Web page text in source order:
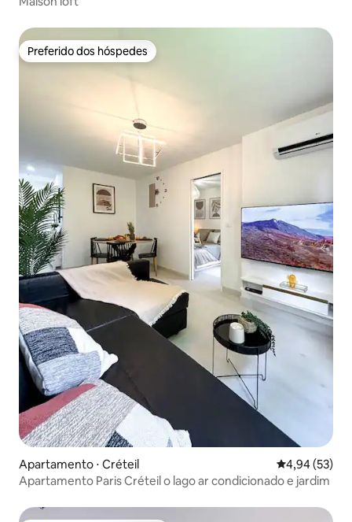
Preferido dos hóspedes
Preferido dos hóspedes
Apartamento ⋅ Créteil 4,94 de uma
4,94 (53)
Apartamento Paris Créteil o lago ar condicionado e jardim